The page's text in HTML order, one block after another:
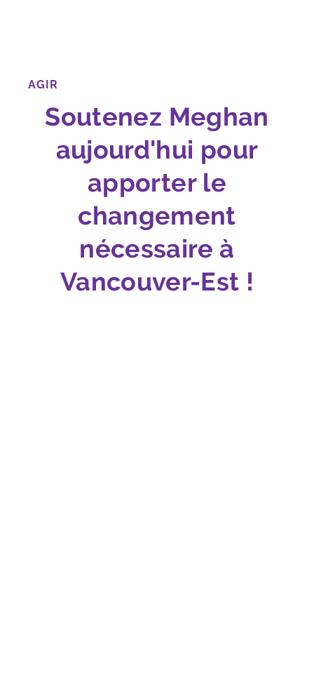
AGIR
Soutenez Meghan
aujourd'hui pour
apporter le
changement
nécessaire à
Vancouver-Est !